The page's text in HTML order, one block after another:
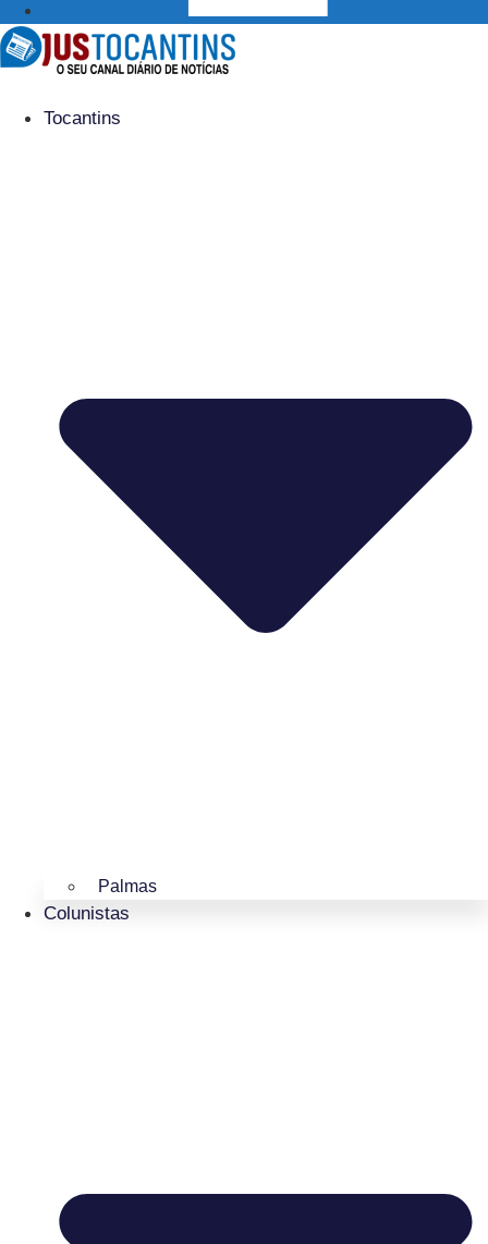
Tocantins
Palmas
Colunistas